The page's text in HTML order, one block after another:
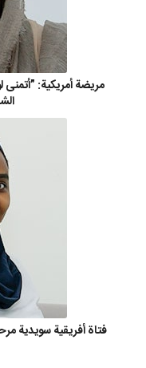
مريضة أمريكية:
فتاة أفريقية سويدية